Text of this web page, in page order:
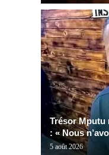
Trésor Mputu
: « Nous
5 août 2026